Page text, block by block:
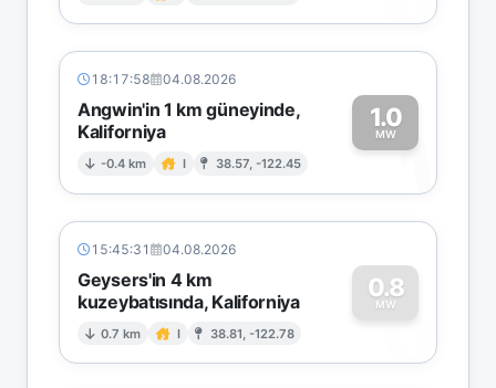
18:17:58 04.08.2026
Angwin'in 1 km güneyinde,
Kaliforniya
-0.4 km I 38.57, -122.45
1.0
MW1
15:45:31 04.08.2026
Geysers'in 4 km
kuzeybatısında, Kaliforniya
0.7 km I 38.81, -122.78
0.8
MW
0